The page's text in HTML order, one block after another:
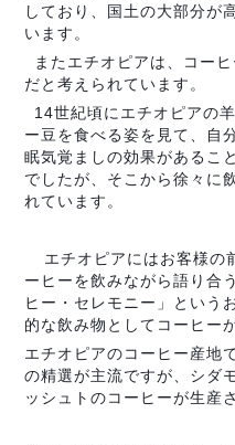
しており、国土の大部分が
います。
またエチオピアは、コー
だと考えられています。
14世紀頃にエチオピアの
ー豆を食べる姿を見て、自
眠気覚ましの効果があるこ
でしたが、そこから徐々に
れています。
エチオピアにはお客様の
ーヒーを飲みながら語り合
ヒー・セレモニー」という
的な飲み物としてコーヒー
エチオピアのコーヒー産地
の精選が主流ですが、シダ
ッシュトのコーヒーが生産